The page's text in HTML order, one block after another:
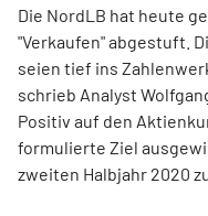
Die NordLB hat heute
"Verkaufen" abgestuft.
seien tief ins
schrieb Analyst
Positiv auf den
formulierte Ziel
zweiten Halbjahr 2020